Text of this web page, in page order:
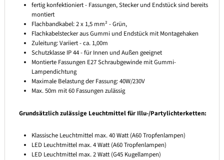
fertig konfektioniert - Fassungen, Stecker und Endstück sind bereits
montiert
Flachbandkabel: 2 x 1,5 mm² - Grün,
Flachkabelstecker aus Gummi und Endstück mit Montagehaken
Zuleitung: Variiert - ca. 1,00m
Schutzklasse IP 44 - für Innen und Außen geeignet
Montierte Fassungen E27 Schraubgewinde mit Gummi-
Lampendichtung
Maximale Belastung der Fassung: 40W/230V
Max. 50m mit 60 Fassungen zulässig
Grundsätzlich zulässige Leuchtmittel für Illu-/Partylichterketten:
Klassische Leuchtmittel max. 40 Watt (A60 Tropfenlampen)
LED Leuchtmittel max. 4 Watt (A60 Tropfenlampen)
LED Leuchtmittel max. 2 Watt (G45 Kugellampen)